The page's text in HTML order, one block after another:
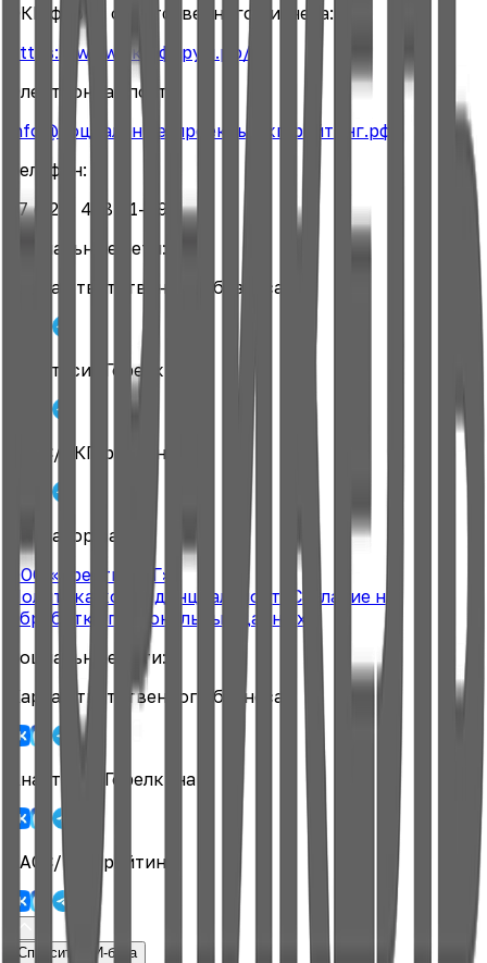
ЭКГ-форум ответственного бизнеса:
https://www.экг-форум.рф/
Электронная почта:
info@социальные-проекты.экг-рейтинг.рф
Телефон:
+7 (923) 498-11-49
Социальные сети:
Карта ответственного бизнеса
Анастасия Горелкина
ТАСС/ЭКГ-рейтинг
Оператор карты
ООО «Креатив МГ»
Политика конфиденциальности
Согласие на
обработку персональных данных
Социальные сети:
Карта ответственного бизнеса
Анастасия Горелкина
ТАСС/ЭКГ-рейтинг
Спросить ИИ-бота